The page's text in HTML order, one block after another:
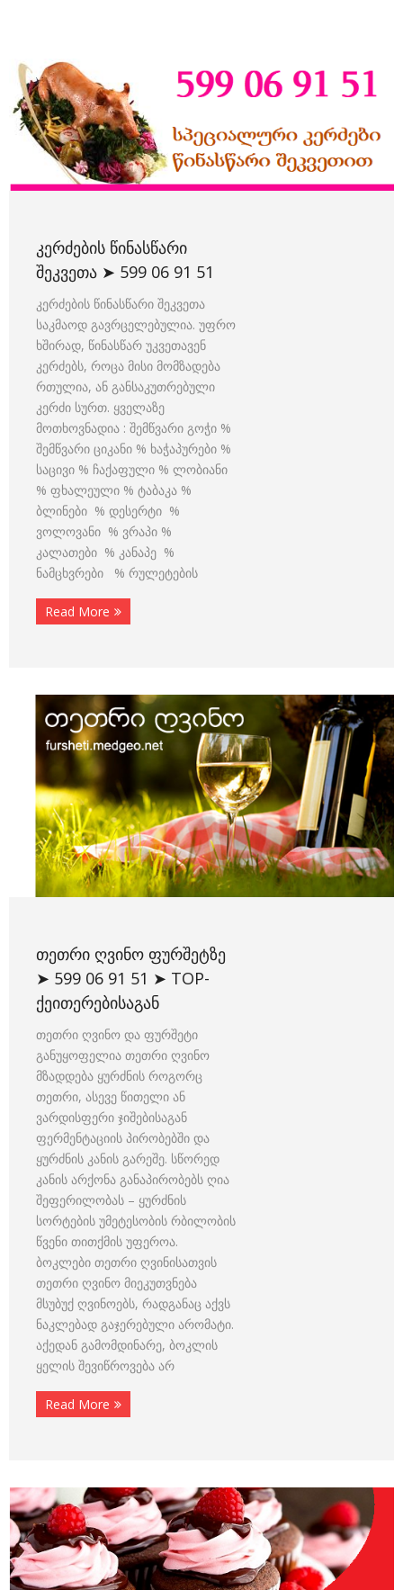
ᲙᲔᲠᲫᲔᲑᲘᲡ ᲬᲘᲜᲐᲡᲬᲐᲠᲘ
ᲨᲔᲙᲕᲔᲗᲐ ➤ 599 06 91 51
კერძების წინასწარი შეკვეთა
საკმაოდ გავრცელებულია. უფრო
ხშირად, წინასწარ უკვეთავენ
კერძებს, როცა მისი მომზადება
რთულია, ან განსაკუთრებული
კერძი სურთ. ყველაზე
მოთხოვნადია : შემწვარი გოჭი %
შემწვარი ციკანი % ხაჭაპურები %
საცივი % ჩაქაფული % ლობიანი
% ფხალეული % ტაბაკა %
ბლინები % დესერტი %
ვოლოვანი % ვრაპი %
კალათები % კანაპე %
ნამცხვრები % რულეტების
Read More
ᲗᲔᲗᲠᲘ ᲦᲕᲘᲜᲝ ᲤᲣᲠᲨᲔᲢᲖᲔ
➤ 599 06 91 51 ➤ TOP-
ᲥᲔᲘᲗᲔᲠᲔᲑᲘᲡᲐᲒᲐᲜ
თეთრი ღვინო და ფურშეტი
განუყოფელია თეთრი ღვინო
მზადდება ყურძნის როგორც
თეთრი, ასევე წითელი ან
ვარდისფერი ჯიშებისაგან
ფერმენტაციის პირობებში და
ყურძნის კანის გარეშე. სწორედ
კანის არქონა განაპირობებს ღია
შეფერილობას – ყურძნის
სორტების უმეტესობის რბილობის
წვენი თითქმის უფეროა.
ბოკლები თეთრი ღვინისათვის
თეთრი ღვინო მიეკუთვნება
მსუბუქ ღვინოებს, რადგანაც აქვს
ნაკლებად გაჯერებული არომატი.
აქედან გამომდინარე, ბოკლის
ყელის შევიწროვება არ
Read More